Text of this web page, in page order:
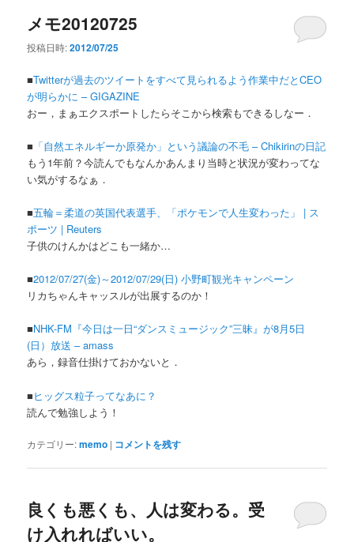
メモ20120725
投稿日時:2012/07/25
■Twitterが過去のツイートをすべて見られるよう作業中だとCEO
が明らかに – GIGAZINE
おー，まぁエクスポートしたらそこから検索もできるしなー．
■ 「自然エネルギーか原発か」という議論の不毛 – Chikirinの日記
もう1年前？今読んでもなんかあんまり当時と状況が変わってな
い気がするなぁ．
■五輪＝柔道の英国代表選手、「ポケモンで人生変わった」 | ス
ポーツ | Reuters
子供のけんかはどこも一緒か…
■2012/07/27(金)～2012/07/29(日) 小野町観光キャンペーン
リカちゃんキャッスルが出展するのか！
■NHK-FM『今日は一日“ダンスミュージック”三昧』が8月5日
(日）放送 – amass
あら，録音仕掛けておかないと．
■ヒッグス粒子ってなあに？
読んで勉強しよう！
カテゴリー:memo | コメントを残す
良くも悪くも、人は変わる。受
け入れればいい。